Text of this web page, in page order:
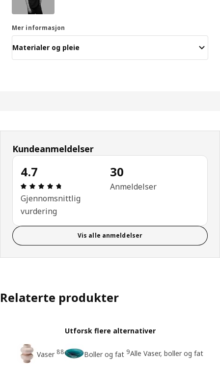
Mer informasjon
Materialer og pleie
Kundeanmeldelser
4.7
Produktomtale: 4.7 ingen kundevurdering 5
Gjennomsnittlig
vurdering
30
Anmeldelser
Vis alle anmeldelser
Relaterte produkter
Utforsk flere alternativer
Vaser 88 Boller og fat 9Alle Vaser, boller og fat